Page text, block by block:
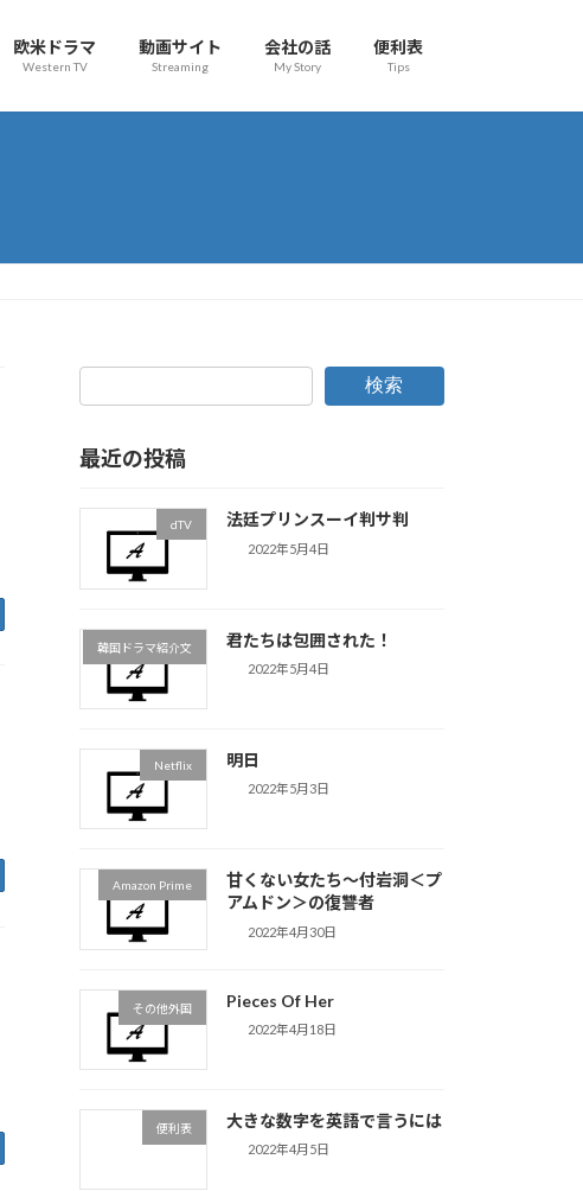
欧米ドラマ
Western TV
動画サイト
Streaming
会社の話
My Story
便利表
Tips
検索
最近の投稿
dTV 法廷プリンスーイ判サ判
2022年5月4日
韓国ドラマ紹介文 君たちは包囲された！
2022年5月4日
Netflix 明日
2022年5月3日
Amazon Prime
甘くない女たち〜付岩洞＜プ
アムドン＞の復讐者
2022年4月30日
その他外国 Pieces Of Her
2022年4月18日
便利表 大きな数字を英語で言うには
2022年4月5日